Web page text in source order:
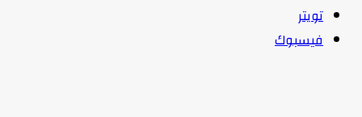
تويتر
فيسبوك